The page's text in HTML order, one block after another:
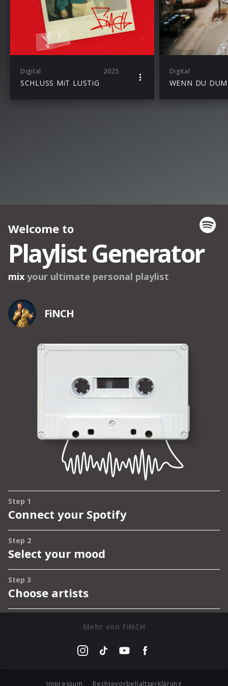
Digital 2025
SCHLUSS MiT LUSTiG
Digital
WENN DU
Mehr von FiNCH
Impressum Rechtevorbehaltserklärung